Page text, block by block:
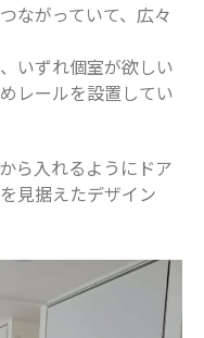
ながっていて、広々
いずれ個室が欲しい
レールを設置してい
ら入れるようにドア
見据えたデザイン